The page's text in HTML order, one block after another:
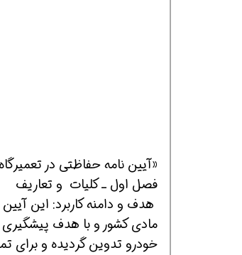
«آیین نامه حفاظتی در
فصل اول ـ کلیات و تعاریف
مادی کشور و با هدف پیشگیری
خودرو تدوین گردیده و برای